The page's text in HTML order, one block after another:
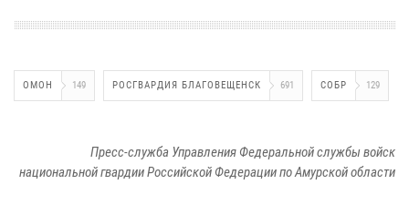
ОМОН 149 РОСГВАРДИЯ БЛАГОВЕЩЕНСК 691 СОБР 129
Пресс-служба Управления Федеральной службы войск
национальной гвардии Российской Федерации по Амурской области